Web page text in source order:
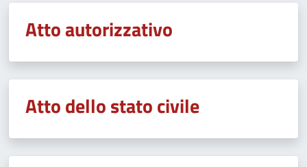
Atto autorizzativo
Atto dello stato civile